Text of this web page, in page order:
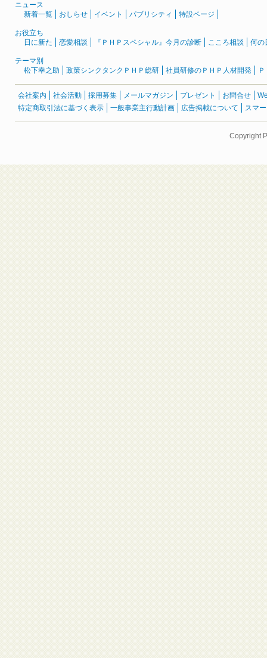
ニュース
新着一覧
おしらせ イベント パブリシティ 特設ページ
お役立ち
日に新た
恋愛相談 『ＰＨＰスペシャル』今月の診断 こころ相談 何の
テーマ別
松下幸之助
政策シンクタンクＰＨＰ総研 社員研修のＰＨＰ人材開発
会社案内 社会活動 採用募集 メールマガジン プレゼント お問合せ
特定商取引法に基づく表示
一般事業主行動計画 広告掲載について スマ
Copyright